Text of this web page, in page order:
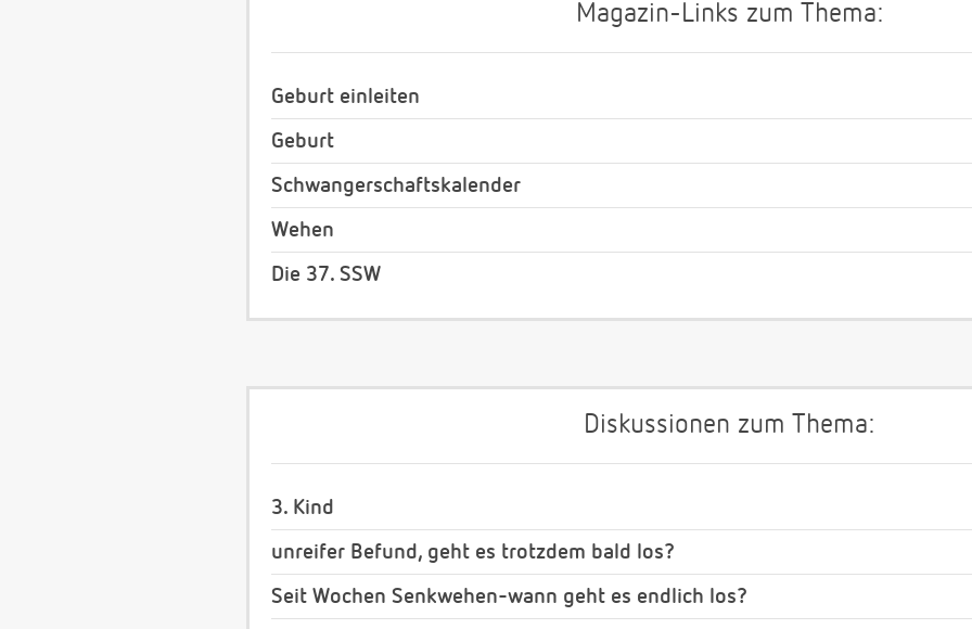
Magazin-Links zum Thema:
Geburt einleiten
Geburt
Schwangerschaftskalender
Wehen
Die 37. SSW
Diskussionen zum Thema:
3. Kind
unreifer Befund, geht es trotzdem bald los?
Seit Wochen Senkwehen-wann geht es endlich los?